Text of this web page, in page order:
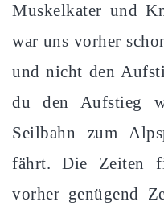
Muskelkater und
war uns vorher
und nicht den
du den Aufstieg
Seilbahn zum
fährt. Die Zeiten
vorher genügend